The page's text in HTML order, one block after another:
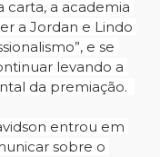
carta, a academia
a Jordan e Lindo
e se
levando a
da premiação.
entrou em
sobre o